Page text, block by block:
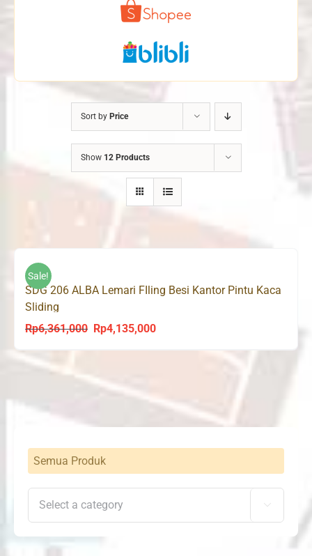
Sort by Price
Show 12 Products
Sale!
SDG 206 ALBA Lemari FIling Besi Kantor Pintu Kaca
Sliding
Rp6,361,000
Original
Rp6,361,000.
Rp4,135,000Current
Semua Produk
